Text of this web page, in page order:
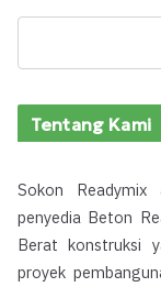
Tentang Kami
Sokon Readymix
penyedia Beton
Berat konstruksi
proyek